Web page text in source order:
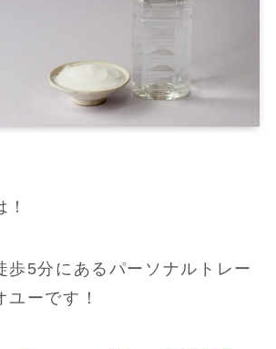
歩5分にあるパーソナルトレー
ーです！